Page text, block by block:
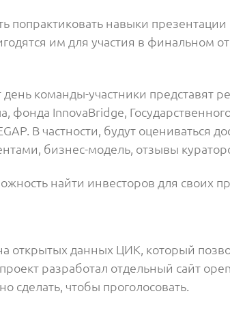
попрактиковать навыки
им для участия в финальном
команды-участники представят
фонда InnovaBridge,
В частности, будут оцениваться
бизнес-модель, отзывы
найти инвесторов для своих
открытых данных ЦИК, который
разработал отдельный сайт
сделать, чтобы проголосовать.